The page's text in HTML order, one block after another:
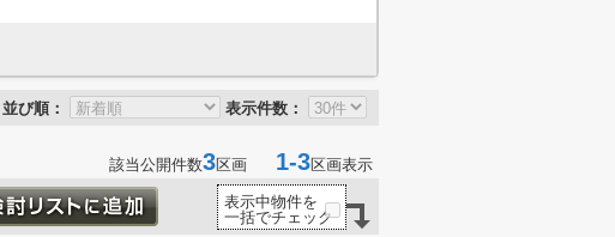
並び順： 表示件数：
該当公開件数3区画 1-3区画表示
表示中物件を
一括でチェック